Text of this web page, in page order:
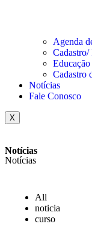
Agenda
Cadastro/
Cadastro
Notícias
Fale Conosco
X
Notícias
Notícias
All
noticia
curso